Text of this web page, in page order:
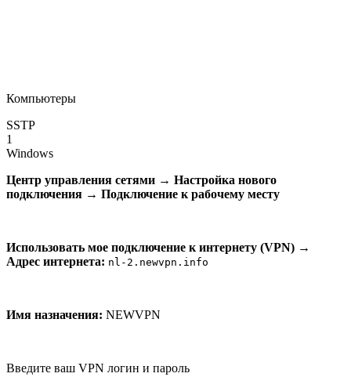
Компьютеры
SSTP
1
Windows
Центр управления сетями → Настройка нового
подключения → Подключение к рабочему месту
Использовать мое подключение к интернету (VPN) →
Адрес интернета: nl-2.newvpn.info
Имя назначения: NEWVPN
Введите ваш VPN логин и пароль